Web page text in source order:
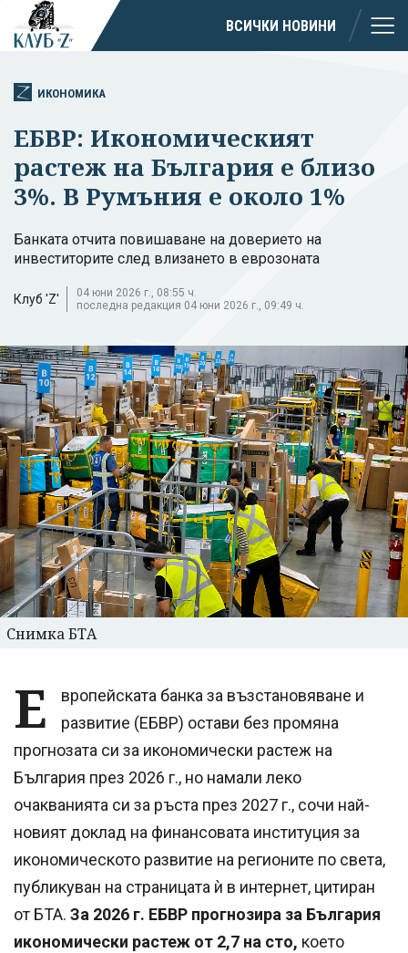
ВСИЧКИ НОВИНИ
ИКОНОМИКА
ЕБВР: Икономическият
растеж на България е близо
3%. В Румъния е около 1%
Банката отчита повишаване на доверието на
инвеститорите след влизането в еврозоната
Клуб 'Z'
04 юни 2026 г., 08:55 ч.
последна редакция 04 юни 2026 г., 09:49 ч.
Снимка БТА
Е
вропейската банка за възстановяване и
развитие (ЕБВР) остави без промяна
прогнозата си за икономически растеж на
България през 2026 г., но намали леко
очакванията си за ръста през 2027 г., сочи най-
новият доклад на финансовата институция за
икономическото развитие на регионите по света,
публикуван на страницата ѝ в интернет, цитиран
от БТА. За 2026 г. ЕБВР прогнозира за България
икономически растеж от 2,7 на сто, което